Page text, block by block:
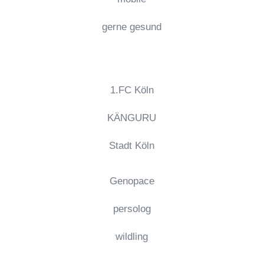
gerne gesund
1.FC Köln
KÄNGURU
Stadt Köln
Genopace
persolog
wildling